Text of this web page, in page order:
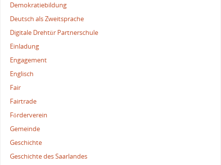
Demokratiebildung
Deutsch als Zweitsprache
Digitale Drehtür Partnerschule
Einladung
Engagement
Englisch
Fair
Fairtrade
Förderverein
Gemeinde
Geschichte
Geschichte des Saarlandes